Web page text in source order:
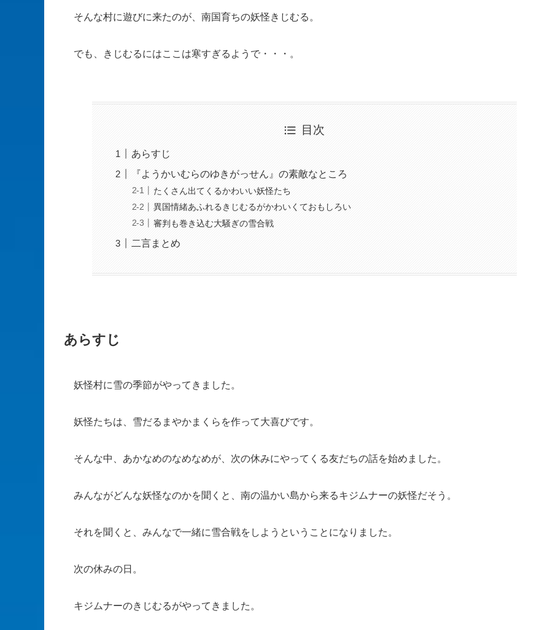
そんな村に遊びに来たのが、南国育ちの妖怪きじむる。
でも、きじむるにはここは寒すぎるようで・・・。
目次
あらすじ
『ようかいむらのゆきがっせん』の素敵なところ
たくさん出てくるかわいい妖怪たち
異国情緒あふれるきじむるがかわいくておもしろい
審判も巻き込む大騒ぎの雪合戦
二言まとめ
あらすじ
妖怪村に雪の季節がやってきました。
妖怪たちは、雪だるまやかまくらを作って大喜びです。
そんな中、あかなめのなめなめが、次の休みにやってくる友だちの話を始めました。
みんながどんな妖怪なのかを聞くと、南の温かい島から来るキジムナーの妖怪だそう。
それを聞くと、みんなで一緒に雪合戦をしようということになりました。
次の休みの日。
キジムナーのきじむるがやってきました。